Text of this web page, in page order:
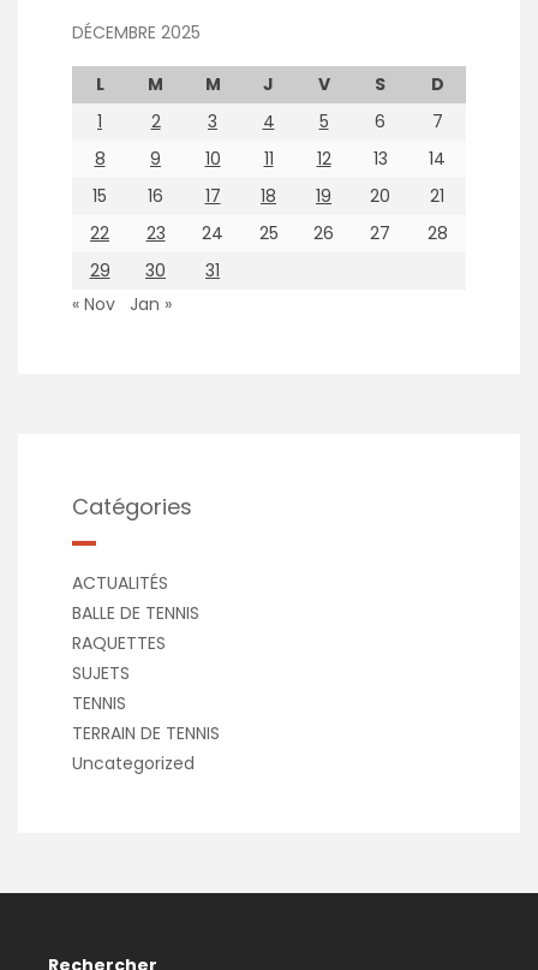
DÉCEMBRE 2025
L M M J V S
D
1
2 3 4 5 6
7
8
9 10 11 12 13
14
15
16 17 18 19 20
21
22
23 24 25 26 27
28
29
30
31
« Nov
Jan »
Catégories
ACTUALITÉS
BALLE DE TENNIS
RAQUETTES
SUJETS
TENNIS
TERRAIN DE TENNIS
Uncategorized